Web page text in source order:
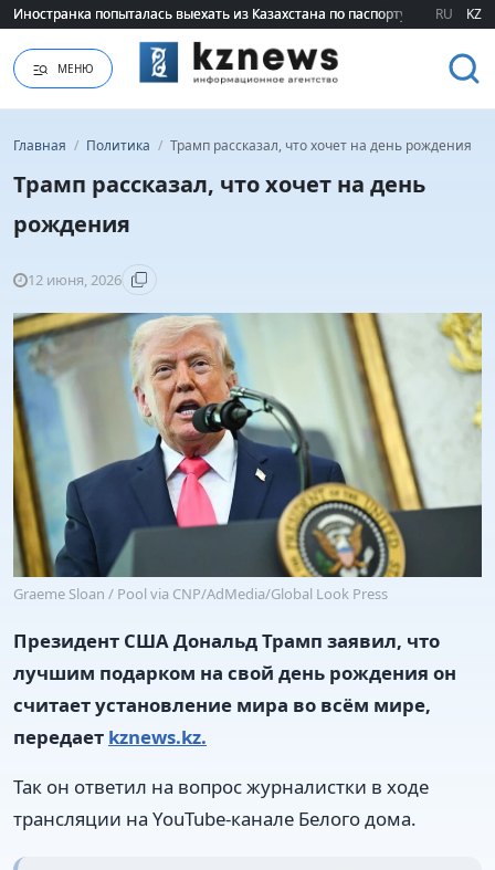
Иностранка попыталась выехать из Казахстана по паспорту сестры
Иностранка попыталась выехать из Казахстана по паспорту сестры
RU KZ
МЕНЮ
Главная / Политика / Трамп рассказал, что хочет на день рождения
Трамп рассказал, что хочет на день
рождения
12 июня, 2026
Graeme Sloan / Pool via CNP/AdMedia/Global Look Press
Президент США Дональд Трамп заявил, что
лучшим подарком на свой день рождения он
считает установление мира во всём мире,
передает kznews.kz.
Так он ответил на вопрос журналистки в ходе
трансляции на YouTube-канале Белого дома.